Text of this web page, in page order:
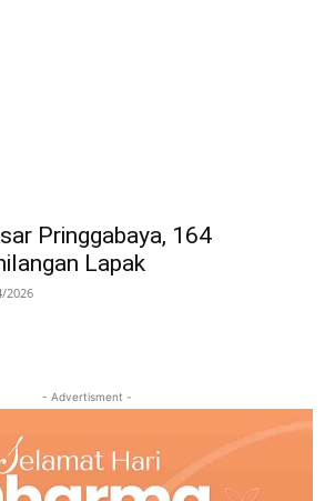
Pringgabaya, 164
Lapak
2026
- Advertisment -